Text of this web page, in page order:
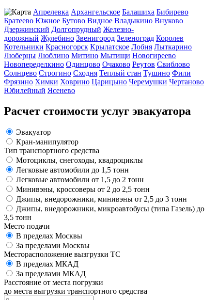
Апрелевка Архангельское Балашиха Бибирево
Братеево Южное Бутово Видное Владыкино Внуково
Дзержинский Долгопрудный Железно-
дорожный Жулебино Звенигород Зеленоград Королев
Котельники Красногорск Крылатское Лобня Лыткарино
Люберцы Люблино Митино Мытищи Новогиреево
Новопеределкино Одинцово Очаково Реутов Свиблово
Солнцево Строгино Сходня Теплый стан Тушино Фили
Фрязино Химки Ховрино Царицыно Черемушки Чертаново
Юбилейный Ясенево
Расчет стоимости услуг эвакуатора
Эвакуатор
Кран-манипулятор
Тип транспортного средства
Мотоциклы, снегоходы, квадроциклы
Легковые автомобили до 1,5 тонн
Легковые автомобили от 1,5 до 2 тонн
Минивэны, кроссоверы от 2 до 2,5 тонн
Джипы, внедорожники, минивэны от 2,5 до 3 тонн
Джипы, внедорожники, микроавтобусы (типа Газель) до
3,5 тонн
Место подачи
В пределах Москвы
За пределами Москвы
Месторасположение вызгрузки ТС
В пределах МКАД
За пределами МКАД
Расстояние от места погрузки
до места выгрузки транспортного средства